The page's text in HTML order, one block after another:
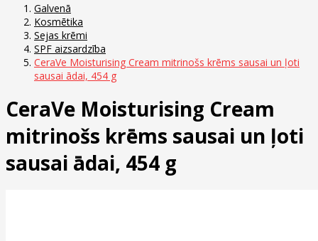
Galvenā
Kosmētika
Sejas krēmi
SPF aizsardzība
CeraVe Moisturising Cream mitrinošs krēms sausai un ļoti
sausai ādai, 454 g
CeraVe Moisturising Cream
mitrinošs krēms sausai un ļoti
sausai ādai, 454 g